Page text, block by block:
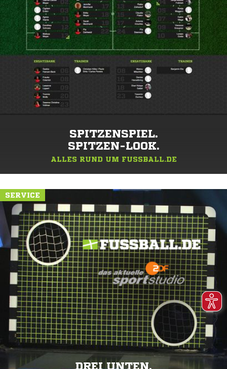
SPITZENSPIEL.
SPITZEN-LOOK.
ALLES RUND UM FUSSBALL.DE
SERVICE
DREI UNTEN.